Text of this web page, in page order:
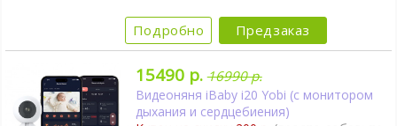
Доступ из любой точки планеты через
интернет.
Подробно Предзаказ
15490 р. 16990 р.
Видеоняня iBaby i20 Yobi (с монитором
дыхания и сердцебиения)